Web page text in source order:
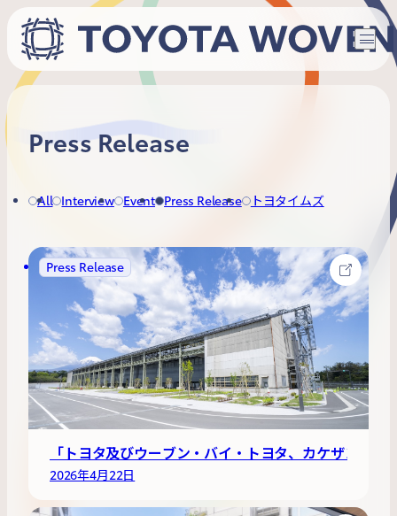
Press Release
All Interview Event Press Release トヨタイムズ
Press Release
「トヨタ及びウーブン・バイ・トヨタ、カケザンを
2026年4月22日